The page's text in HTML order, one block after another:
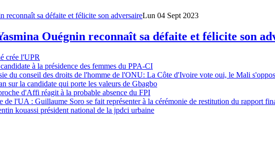
Lun 04 Sept 2023
Ouégnin reconnaît sa défaite et félicite son
crée l'UPR
à la présidence des femmes du PPA-CI
du conseil des droits de l'homme de l'ONU: La Côte d'Ivoire vote oui, le Mali
sur la candidate qui porte les valeurs de Gbagbo
d'Affi réagit à la probable absence du FPI
de l'UA : Guillaume Soro se fait représenter à la cérémonie de restitution du rapport
kouassi président national de la jpdci urbaine